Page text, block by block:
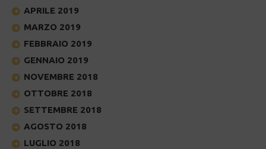
APRILE 2019
MARZO 2019
FEBBRAIO 2019
GENNAIO 2019
NOVEMBRE 2018
OTTOBRE 2018
SETTEMBRE 2018
AGOSTO 2018
LUGLIO 2018